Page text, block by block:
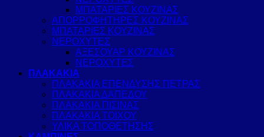
ΜΠΑΤΑΡΙΕΣ ΚΟΥΖΙΝΑΣ
ΑΠΟΡΡΟΦΗΤΗΡΕΣ ΚΟΥΖΙΝΑΣ
ΜΠΑΤΑΡΙΕΣ ΚΟΥΖΙΝΑΣ
ΝΕΡΟΧΥΤΕΣ
ΑΞΕΣΟΥΑΡ ΚΟΥΖΙΝΑΣ
ΝΕΡΟΧΥΤΕΣ
ΠΛΑΚΑΚΙΑ
ΠΛΑΚΑΚΙΑ ΕΠΕΝΔΥΣΗΣ ΠΕΤΡΑΣ
ΠΛΑΚΑΚΙΑ ΔΑΠΕΔΟΥ
ΠΛΑΚΑΚΙΑ ΠΙΣΙΝΑΣ
ΠΛΑΚΑΚΙΑ ΤΟΙΧΟΥ
ΥΛΙΚΑ ΤΟΠΟΘΕΤΗΣΗΣ